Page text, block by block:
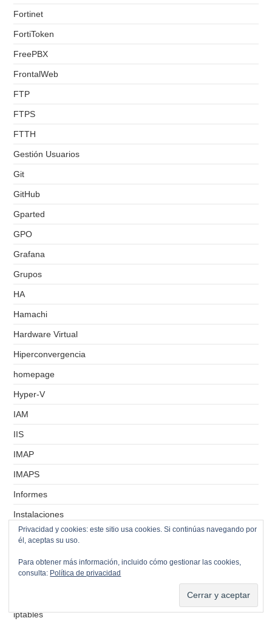
Fortinet
FortiToken
FreePBX
FrontalWeb
FTP
FTPS
FTTH
Gestión Usuarios
Git
GitHub
Gparted
GPO
Grafana
Grupos
HA
Hamachi
Hardware Virtual
Hiperconvergencia
homepage
Hyper-V
IAM
IIS
IMAP
IMAPS
Informes
Instalaciones
Instantáneas
Inventarios
iptables
Privacidad y cookies: este sitio usa cookies. Si continúas navegando por
él, aceptas su uso.
Para obtener más información, incluido cómo gestionar las cookies,
consulta: Política de privacidad